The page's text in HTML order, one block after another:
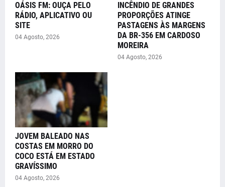
OÁSIS FM: OUÇA PELO
RÁDIO, APLICATIVO OU
SITE
04 Agosto, 2026
INCÊNDIO DE GRANDES
PROPORÇÕES ATINGE
PASTAGENS ÀS MARGENS
DA BR-356 EM CARDOSO
MOREIRA
04 Agosto, 2026
JOVEM BALEADO NAS
COSTAS EM MORRO DO
COCO ESTÁ EM ESTADO
GRAVÍSSIMO
04 Agosto, 2026